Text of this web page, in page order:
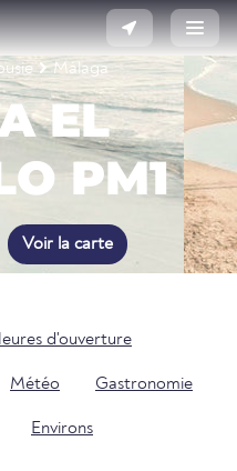
Málaga
EL
PM1
Voir la carte
d'ouverture
Météo Gastronomie
Environs